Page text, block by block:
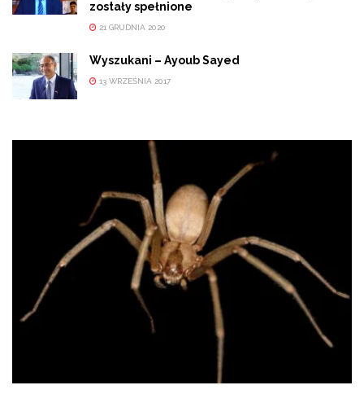
zostały spełnione
21 GRUDNIA 2020
Wyszukani – Ayoub Sayed
13 WRZEŚNIA 2017